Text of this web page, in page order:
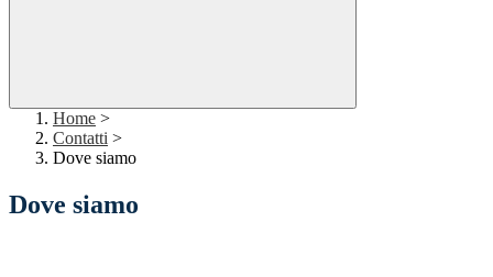
Home >
Contatti >
Dove siamo
Dove siamo